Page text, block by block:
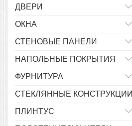
ДВЕРИ
ОКНА
СТЕНОВЫЕ ПАНЕЛИ
НАПОЛЬНЫЕ ПОКРЫТИЯ
ФУРНИТУРА
СТЕКЛЯННЫЕ КОНСТРУКЦИИ
ПЛИНТУС